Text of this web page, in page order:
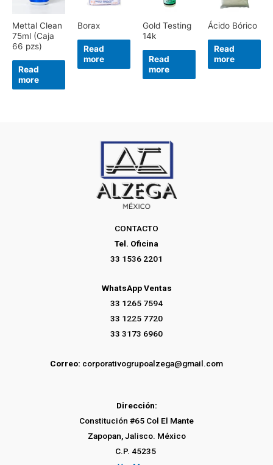
Mettal Clean
75ml (Caja
66 pzs)
Read
more
Borax
Read
more
Gold Testing
14k
Read
more
Ácido Bórico
Read
more
CONTACTO
Tel. Oficina
33 1536 2201
WhatsApp Ventas
33 1265 7594
33 1225 7720
33 3173 6960
Correo: corporativogrupoalzega@gmail.com
Dirección:
Constitución #65 Col El Mante
Zapopan, Jalisco. México
C.P. 45235